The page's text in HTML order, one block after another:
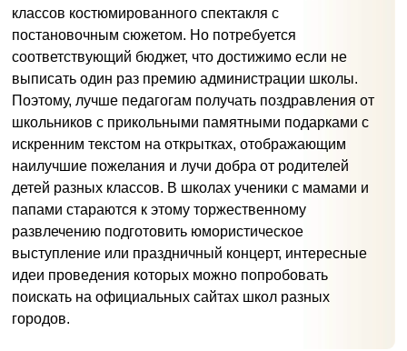
классов костюмированного спектакля с
постановочным сюжетом. Но потребуется
соответствующий бюджет, что достижимо если не
выписать один раз премию администрации школы.
Поэтому, лучше педагогам получать поздравления от
школьников с прикольными памятными подарками с
искренним текстом на открытках, отображающим
наилучшие пожелания и лучи добра от родителей
детей разных классов. В школах ученики с мамами и
папами стараются к этому торжественному
развлечению подготовить юмористическое
выступление или праздничный концерт, интересные
идеи проведения которых можно попробовать
поискать на официальных сайтах школ разных
городов.